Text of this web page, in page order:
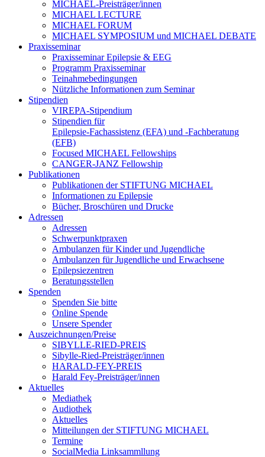
MICHAEL-Preisträger/innen
MICHAEL LECTURE
MICHAEL FORUM
MICHAEL SYMPOSIUM und MICHAEL DEBATE
Praxisseminar
Praxisseminar Epilepsie & EEG
Programm Praxisseminar
Teinahmebedingungen
Nützliche Informationen zum Seminar
Stipendien
VIREPA-Stipendium
Stipendien für
Epilepsie-Fachassistenz (EFA) und -Fachberatung
(EFB)
Focused MICHAEL Fellowships
CANGER-JANZ Fellowship
Publikationen
Publikationen der STIFTUNG MICHAEL
Informationen zu Epilepsie
Bücher, Broschüren und Drucke
Adressen
Adressen
Schwerpunktpraxen
Ambulanzen für Kinder und Jugendliche
Ambulanzen für Jugendliche und Erwachsene
Epilepsiezentren
Beratungsstellen
Spenden
Spenden Sie bitte
Online Spende
Unsere Spender
Auszeichnungen/Preise
SIBYLLE-RIED-PREIS
Sibylle-Ried-Preisträger/innen
HARALD-FEY-PREIS
Harald Fey-Preisträger/innen
Aktuelles
Mediathek
Audiothek
Aktuelles
Mitteilungen der STIFTUNG MICHAEL
Termine
SocialMedia Linksammllung